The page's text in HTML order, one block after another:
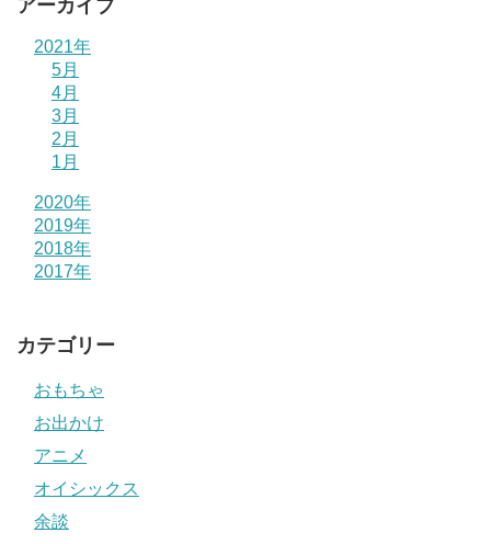
アーカイブ
2021年
5月
4月
3月
2月
1月
2020年
2019年
2018年
2017年
カテゴリー
おもちゃ
お出かけ
アニメ
オイシックス
余談